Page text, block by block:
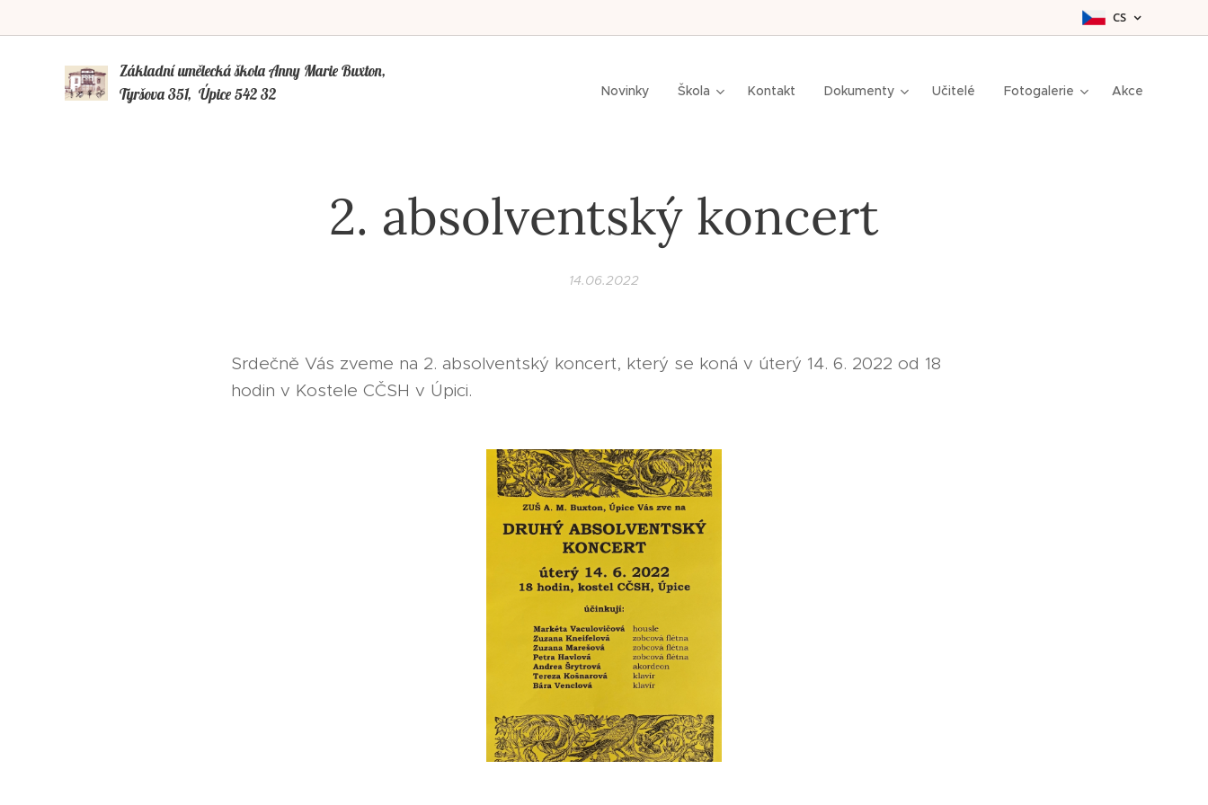
CS
Základní umělecká škola Anny Marie Buxton,
Tyršova 351, Úpice 542 32
Novinky Škola Kontakt Dokumenty Učitelé Fotogalerie Akce
2. absolventský koncert
14.06.2022
Srdečně Vás zveme na 2. absolventský koncert, který se koná v úterý 14. 6. 2022 od 18
hodin v Kostele CČSH v Úpici.